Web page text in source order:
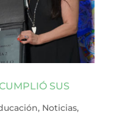
SUS
, Noticias,